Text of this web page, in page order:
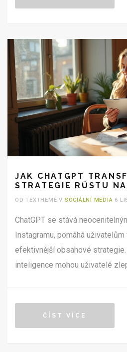
JAK CHATGPT
STRATEGIE RŮSTU
OD TEXTHEME V SOCIÁLNÍ MÉDIA 6
ChatGPT se stává
Instagramu, pomáhá
efektivnější obsahové
inteligence mohou uživatelé
přetváří způsob, jakým
ČÍST VÍCE